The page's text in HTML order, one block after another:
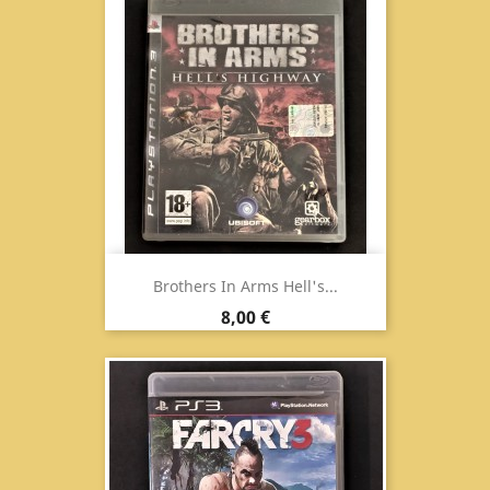
Brothers In Arms Hell's...
Prezzo
8,00 €